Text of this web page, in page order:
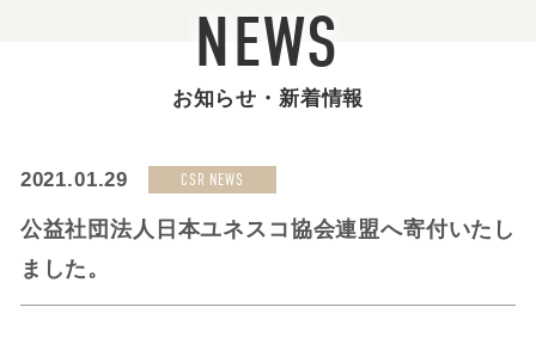
NEWS
お知らせ・新着情報
2021.01.29 CSR NEWS
公益社団法人日本ユネスコ協会連盟へ寄付いたし
ました。